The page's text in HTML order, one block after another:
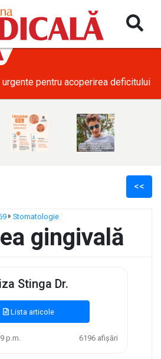
urgente pentru acoperirea deficitului
<<
Stomatologie
gingivală
Stinga Dr.
Lista articole
p.m. 6196 afișări